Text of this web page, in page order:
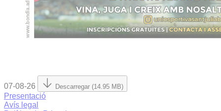
07-08-26 Descarregar (14.95 MB)
Presentació
Avís legal